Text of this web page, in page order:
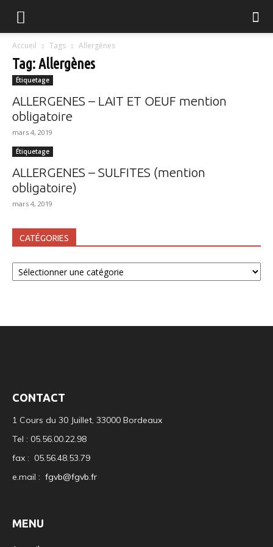
FGVB
Accueil Tags Allergènes
Tag: Allergènes
Étiquetage
ALLERGENES – LAIT ET OEUF mention
obligatoire
mars 4, 2019
Étiquetage
ALLERGENES – SULFITES (mention
obligatoire)
mars 4, 2019
CATÉGORIES
Catégories
CONTACT
1 Cours du 30 Juillet, 33000 Bordeaux
Tel : 05.56.00.22.98
fax : 05.56.48.53.79
e.mail : fgvb@fgvb.fr
MENU